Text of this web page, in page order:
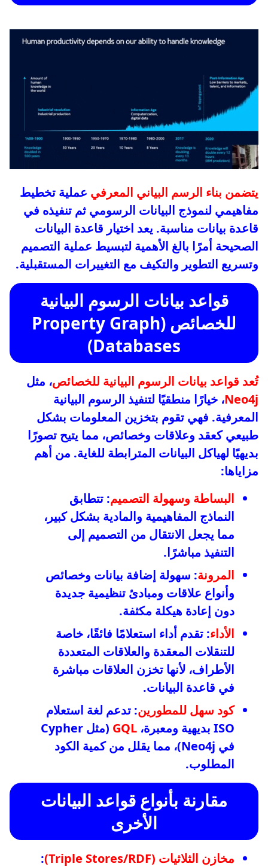
يتضمن بناء الرسم البياني المعرفي عملية تخطيط
مفاهيمي لنموذج البيانات الرسومي ثم تنفيذه في
قاعدة بيانات مناسبة. يعد اختيار قاعدة البيانات
الصحيحة أمرًا بالغ الأهمية لتبسيط عملية التصميم
وتسريع التطوير والتكيف مع التغييرات المستقبلية.
قواعد بيانات الرسوم البيانية
للخصائص (Property Graph
Databases)
تُعد قواعد بيانات الرسوم البيانية للخصائص، مثل
Neo4j، خيارًا منطقيًا لتنفيذ الرسوم البيانية
المعرفية. فهي تقوم بتخزين المعلومات بشكل
طبيعي كعقد وعلاقات وخصائص، مما يتيح تصورًا
بديهيًا لهياكل البيانات المترابطة للغاية. من أهم
مزاياها:
البساطة وسهولة التصميم: تتطابق
النماذج المفاهيمية والمادية بشكل كبير،
مما يجعل الانتقال من التصميم إلى
التنفيذ مباشرًا.
المرونة: سهولة إضافة بيانات وخصائص
وأنواع علاقات ومبادئ تنظيمية جديدة
دون إعادة هيكلة مكثفة.
الأداء: تقدم أداء استعلامًا فائقًا، خاصة
للتنقلات المعقدة والعلاقات المتعددة
الأطراف، لأنها تخزن العلاقات مباشرة
في قاعدة البيانات.
كود سهل للمطورين: تدعم لغة استعلام
ISO بديهية ومعبرة،
GQL
(مثل Cypher
في Neo4j)، مما يقلل من كمية الكود
المطلوب.
مقارنة بأنواع قواعد البيانات
الأخرى
مخازن الثلاثيات (Triple Stores/RDF)
: